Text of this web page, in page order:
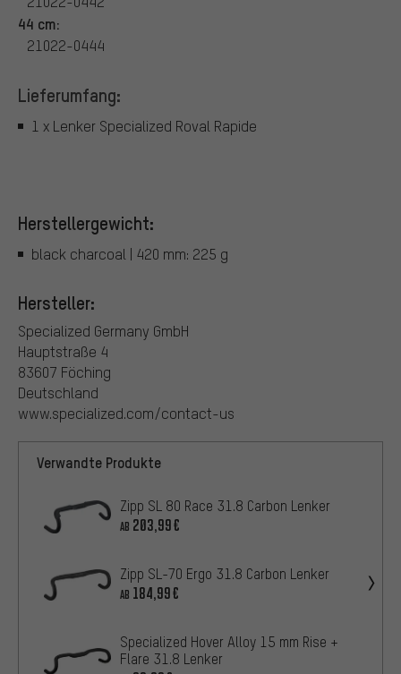
44 cm:
21022-0444
Lieferumfang:
1 x Lenker Specialized Roval Rapide
Herstellergewicht:
black charcoal | 420 mm: 225 g
Hersteller:
Specialized Germany GmbH
Hauptstraße 4
83607 Föching
Deutschland
www.specialized.com/contact-us
Verwandte Produkte
Zipp SL 80 Race 31.8 Carbon Lenker
AB 203,99€
Zipp SL-70 Ergo 31.8 Carbon Lenker
AB 184,99€
Specialized Hover Alloy 15 mm Rise +
Flare 31.8 Lenker